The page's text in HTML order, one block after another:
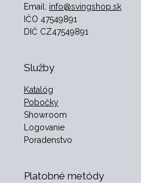
Email: info@svingshop.sk
IČO 47549891
DIČ CZ47549891
Služby
Katalóg
Pobočky
Showroom
Logovanie
Poradenstvo
Platobné metódy